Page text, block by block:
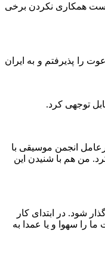
همکاری نکردن برخی
را پذیرفتم و به ایران
توجهی کرد.
انجمن موسیقی با
من هم با شنیدن این
شود. در ابتدای کار
موسیقی دائم در کارهای ارکستر دخالت می کرد و می توانم بگویم که ۷۰ درصد از مشکلات ما را سهوا و یا عمدا به